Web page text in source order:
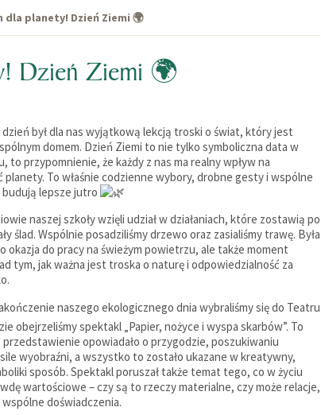
dla planety! Dzień Ziemi 🌍
Dzień Ziemi 🌍
dzień był dla nas wyjątkową lekcją troski o świat, który jest
domem. Dzień Ziemi to nie tylko symboliczna data w
to przypomnienie, że każdy z nas ma realny wpływ na
planety. To właśnie codzienne wybory, drobne gesty i wspólne
lepsze jutro
naszej szkoły wzięli udział w działaniach, które zostawią po
ślad. Wspólnie posadziliśmy drzewo oraz zasialiśmy trawę. Była
okazja do pracy na świeżym powietrzu, ale także moment
tym, jak ważna jest troska o naturę i odpowiedzialność za
naszego ekologicznego dnia wybraliśmy się do Teatru
obejrzeliśmy spektakl „Papier, nożyce i wyspa skarbów”. To
przedstawienie opowiadało o przygodzie, poszukiwaniu
wyobraźni, a wszystko to zostało ukazane w kreatywny,
sposób. Spektakl poruszał także temat tego, co w życiu
wartościowe – czy są to rzeczy materialne, czy może relacje,
wspólne doświadczenia.